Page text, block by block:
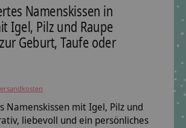
Namenskissen in
Igel, Pilz und Raupe
Geburt, Taufe oder
Namenskissen mit Igel, Pilz und
liebevoll und ein persönliches